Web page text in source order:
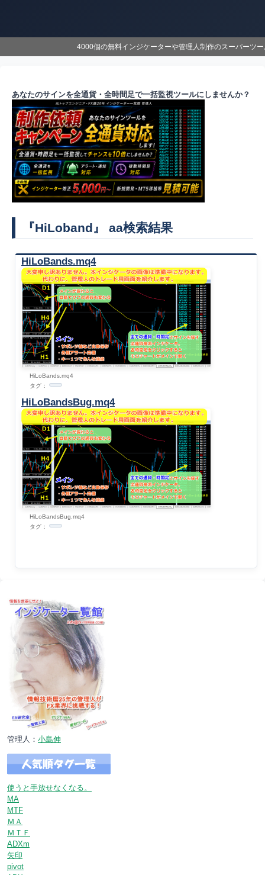
4000個の無料インジケーターや管理人制作のスーパーツ
あなたのサインを全通貨・全時間足で一括監視ツールにしませんか？
『HiLoband』 aa検索結果
HiLoBands.mq4
HiLoBands.mq4
タグ：
HiLoBandsBug.mq4
HiLoBandsBug.mq4
タグ：
管理人： 小島伸
使うと手放せなくなる。
MA
MTF
ＭＡ
ＭＴＦ
ADXm
矢印
pivot